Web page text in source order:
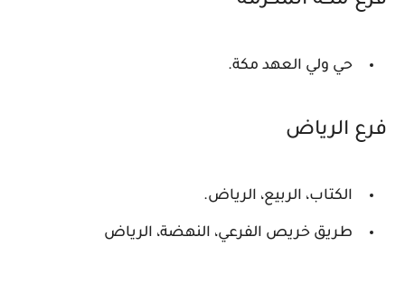
حي ولي العهد مكة.
فرع الرياض
الكتاب، الربيع، الرياض.
طريق خريص الفرعي، النهضة، الرياض